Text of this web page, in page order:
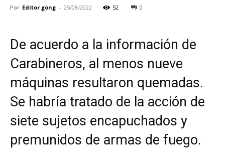
Por Editor gong - 25/08/2022 52 0
De acuerdo a la información de
Carabineros, al menos nueve
máquinas resultaron quemadas.
Se habría tratado de la acción de
siete sujetos encapuchados y
premunidos de armas de fuego.